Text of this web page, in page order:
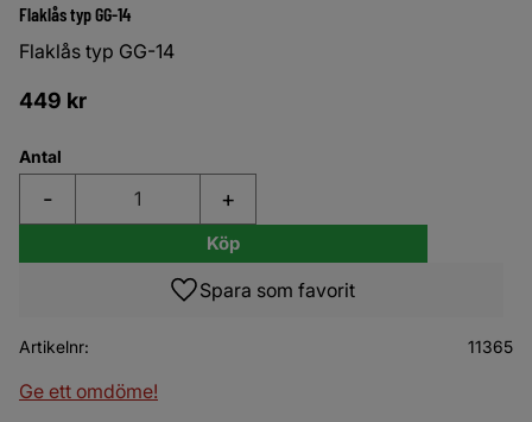
Flaklås typ GG-14
Flaklås typ GG-14
449 kr
Antal
+
-
Köp
Lägg till i favoriter
Artikelnr 11365
Ge ett omdöme!